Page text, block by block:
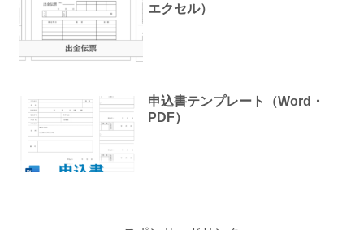
エクセル）
申込書テンプレート（Word・
PDF）